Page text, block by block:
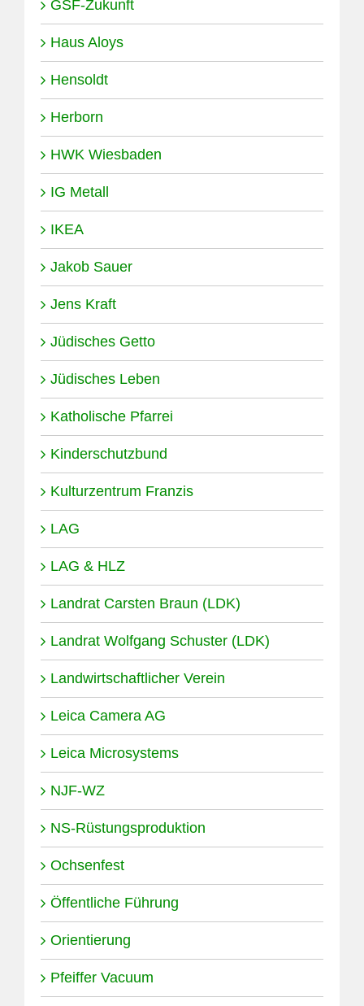
GSF-Zukunft
Haus Aloys
Hensoldt
Herborn
HWK Wiesbaden
IG Metall
IKEA
Jakob Sauer
Jens Kraft
Jüdisches Getto
Jüdisches Leben
Katholische Pfarrei
Kinderschutzbund
Kulturzentrum Franzis
LAG
LAG & HLZ
Landrat Carsten Braun (LDK)
Landrat Wolfgang Schuster (LDK)
Landwirtschaftlicher Verein
Leica Camera AG
Leica Microsystems
NJF-WZ
NS-Rüstungsproduktion
Ochsenfest
Öffentliche Führung
Orientierung
Pfeiffer Vacuum